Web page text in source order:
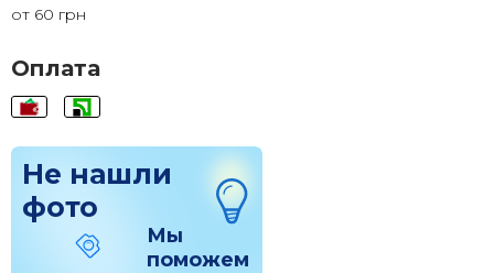
от 60 грн
Оплата
Не нашли
фото
Мы
поможем